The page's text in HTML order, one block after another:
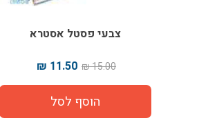
צבעי פסטל אסטרא
15.00 ₪
11.50 ₪